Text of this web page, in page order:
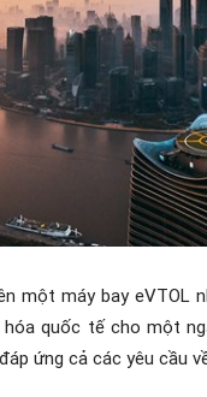
một máy bay
quốc tế cho một
ứng cả các yêu cầu